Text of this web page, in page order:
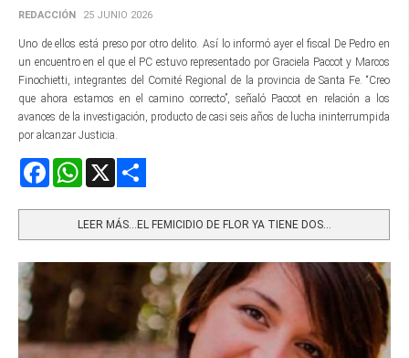
REDACCIÓN 25 JUNIO 2026
Uno de ellos está preso por otro delito. Así lo informó ayer el fiscal De Pedro en
un encuentro en el que el PC estuvo representado por Graciela Paccot y Marcos
Finochietti, integrantes del Comité Regional de la provincia de Santa Fe. “Creo
que ahora estamos en el camino correcto”, señaló Paccot en relación a los
avances de la investigación, producto de casi seis años de lucha ininterrumpida
por alcanzar Justicia.
FacebookWhatsApp
LEER MÁS…EL FEMICIDIO DE FLOR YA TIENE DOS...